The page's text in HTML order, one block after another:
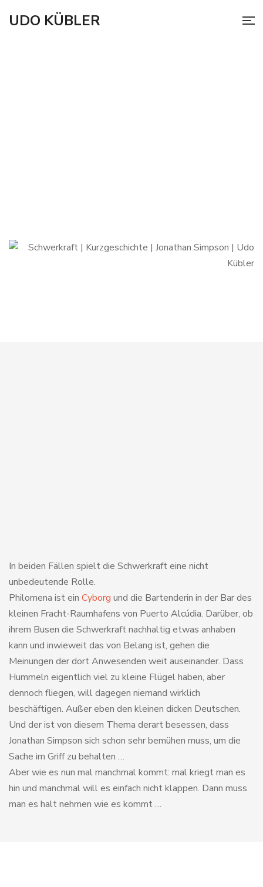
UDO KÜBLER
In beiden Fällen spielt die Schwerkraft eine nicht
unbedeutende Rolle.
Philomena ist ein Cyborg und die Bartenderin in der Bar des
kleinen Fracht-Raumhafens von Puerto Alcúdia. Darüber, ob
ihrem Busen die Schwerkraft nachhaltig etwas anhaben
kann und inwieweit das von Belang ist, gehen die
Meinungen der dort Anwesenden weit auseinander. Dass
Hummeln eigentlich viel zu kleine Flügel haben, aber
dennoch fliegen, will dagegen niemand wirklich
beschäftigen. Außer eben den kleinen dicken Deutschen.
Und der ist von diesem Thema derart besessen, dass
Jonathan Simpson sich schon sehr bemühen muss, um die
Sache im Griff zu behalten …
Aber wie es nun mal manchmal kommt: mal kriegt man es
hin und manchmal will es einfach nicht klappen. Dann muss
man es halt nehmen wie es kommt …